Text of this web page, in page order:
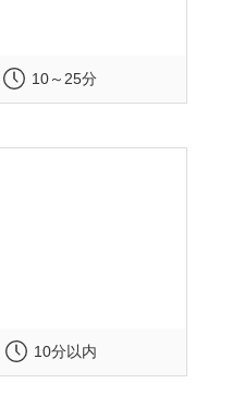
10～25分
10分以内